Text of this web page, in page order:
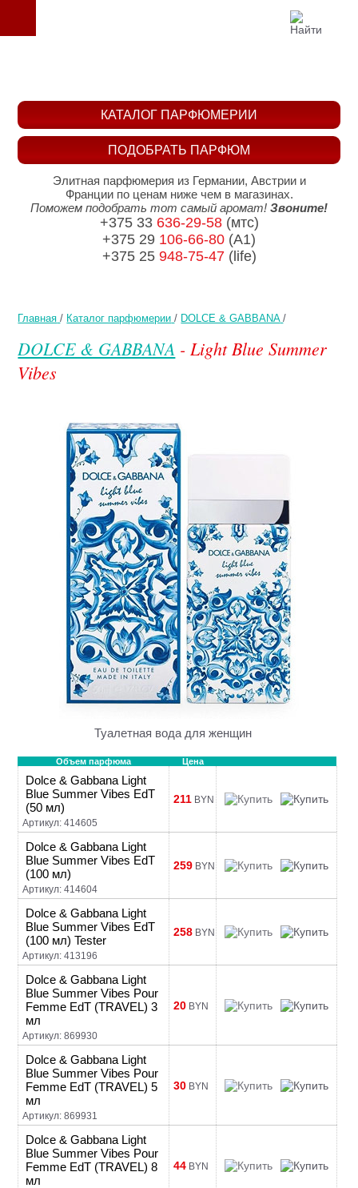
Главная / Каталог парфюмерии / DOLCE & GABBANA /
DOLCE & GABBANA - Light Blue Summer
Vibes
Туалетная вода для женщин
Объем парфюма Цена
Dolce & Gabbana Light
Blue Summer Vibes EdT
(50 мл)
Артикул: 414605
211 BYN
Dolce & Gabbana Light
Blue Summer Vibes EdT
(100 мл)
Артикул: 414604
259 BYN
Dolce & Gabbana Light
Blue Summer Vibes EdT
(100 мл) Tester
Артикул: 413196
258 BYN
Dolce & Gabbana Light
Blue Summer Vibes Pour
Femme EdT (TRAVEL) 3
мл
Артикул: 869930
20 BYN
Dolce & Gabbana Light
Blue Summer Vibes Pour
Femme EdT (TRAVEL) 5
мл
Артикул: 869931
30 BYN
Dolce & Gabbana Light
Blue Summer Vibes Pour
Femme EdT (TRAVEL) 8
мл
44 BYN
ПОДОБРАТЬ ПАРФЮМ
КАТАЛОГ ПАРФЮМЕРИИ
Элитная парфюмерия из Германии, Австрии и
Франции по ценам ниже чем в магазинах.
Поможем подобрать тот самый аромат! Звоните!
+375 33 636-29-58(мтс)
+375 29 106-66-80 (A1)
+375 25 948-75-47(life)